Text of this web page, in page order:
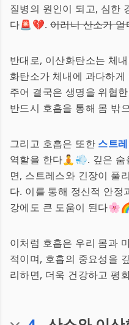
질병의 원인이 되고, 심한
다🚨💔. 이러니 산소가
반대로, 이산화탄소는 체
화탄소가 체내에 과다하
주어 결국은 생명을 위협
반드시 호흡을 통해 몸 밖
그리고 호흡은 또한 스트
역할을 한다🧘💨. 깊은 숨
면, 스트레스와 긴장이 풀
다. 이를 통해 정신적 안정
강에도 큰 도움이 된다
이처럼 호흡은 우리 몸과
적이며, 호흡의 중요성을
리하면, 더욱 건강하고 평